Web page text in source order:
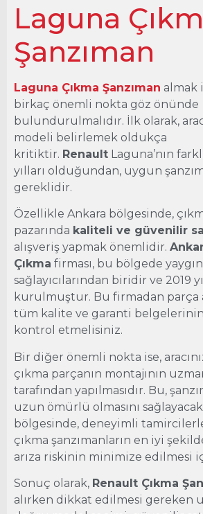
Laguna
Şanzıman
Laguna Çıkma Şanzıman almak
birkaç önemli nokta göz önünde
bulundurulmalıdır. İlk olarak,
modeli belirlemek oldukça
kritiktir. Renault Laguna’nın
yılları olduğundan, uygun
gereklidir.
Özellikle Ankara bölgesinde,
pazarında kaliteli ve güvenilir
alışveriş yapmak önemlidir.
Çıkma firması, bu bölgede
sağlayıcılarından biridir ve 2019
kurulmuştur. Bu firmadan parça
tüm kalite ve garanti
kontrol etmelisiniz.
Bir diğer önemli nokta ise,
çıkma parçanın montajının
tarafından yapılmasıdır. Bu,
uzun ömürlü olmasını
bölgesinde, deneyimli
çıkma şanzımanların en iyi
arıza riskinin minimize edilmesi
Sonuç olarak, Renault Çıkma
alırken dikkat edilmesi gereken